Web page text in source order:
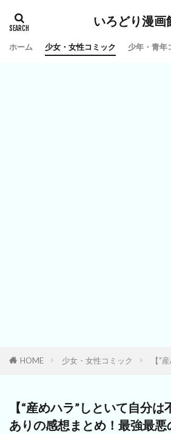
いろどり漫画
ホーム 少女・女性コミック 少年・青年
HOME 少女・女性コミック 【“
【“産めハラ”しといて自分
ありの感想まとめ！最強最悪